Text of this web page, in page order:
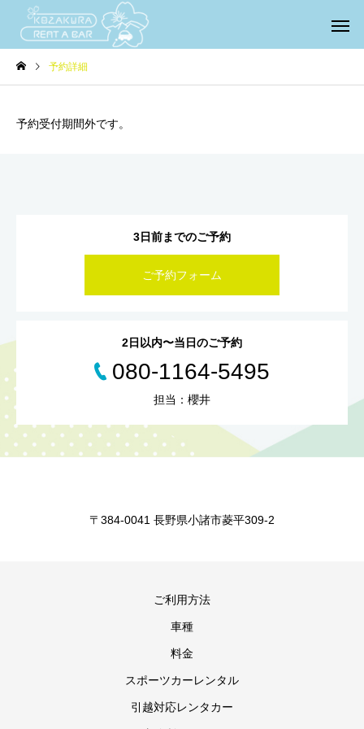
予約詳細
予約受付期間外です。
3日前までのご予約
ご予約フォーム
2日以内〜当日のご予約
080-1164-5495
担当：櫻井
〒384-0041 長野県小諸市菱平309-2
ご利用方法
車種
料金
スポーツカーレンタル
引越対応レンタカー